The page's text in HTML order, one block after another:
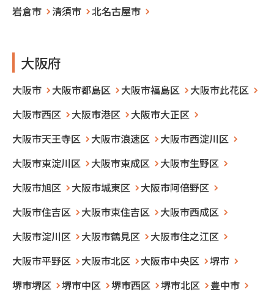
岩倉市
清須市 北名古屋市
大阪府
大阪市 大阪市都島区 大阪市福島区
大阪市此花区
大阪市西区
大阪市港区
大阪市大正区
大阪市天王寺区
大阪市浪速区
大阪市西淀川区
大阪市東淀川区
大阪市東成区
大阪市生野区
大阪市旭区
大阪市城東区
大阪市阿倍野区
大阪市住吉区
大阪市東住吉区
大阪市西成区
大阪市淀川区
大阪市鶴見区
大阪市住之江区
大阪市平野区
大阪市北区 大阪市中央区
堺市
堺市堺区
堺市中区 堺市西区 堺市北区
豊中市